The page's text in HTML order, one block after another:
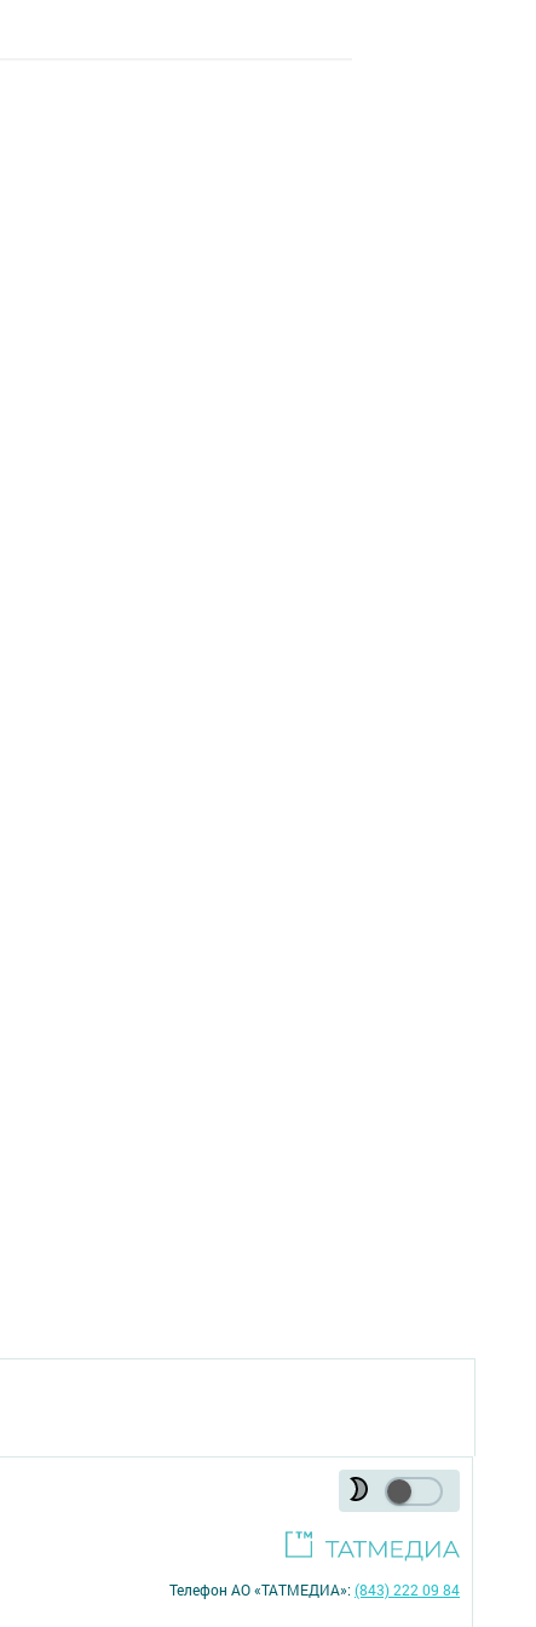
Телефон АО «ТАТМЕДИА»:(843) 222 09 84